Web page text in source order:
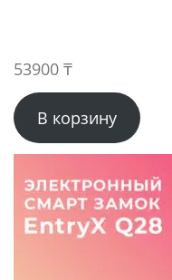
53900 ₸
В корзину